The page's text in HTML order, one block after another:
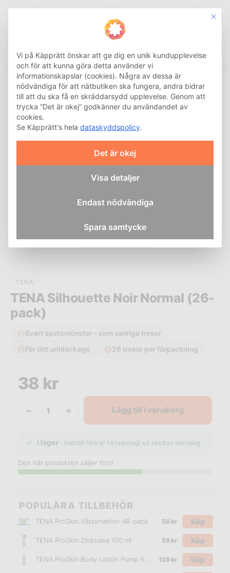
0
TENA
TENA Silhouette Noir Normal (26-
pack)
Svart spetsmönster – som vanliga trosor
För lätt urinläckage
26 trosor per förpackning
38 kr
− + Lägg till i varukorg
I lager · beställ före kl 14 (vardag) så skickas den idag
Den här produkten säljer fort!
POPULÄRA TILLBEHÖR
TENA ProSkin Våtservetter 48-pack 56 kr Köp
TENA ProSkin Zinksalva 100 ml 59 kr Köp
129 kr Köp
This
Vi på Käpprätt önskar att ge dig en unik kundupplevelse
och för att kunna göra detta använder vi
informationskapslar (cookies). Några av dessa är
nödvändiga för att nätbutiken ska fungera, andra bidrar
till att du ska få en skräddarsydd upplevelse. Genom att
trycka ”Det är okej” godkänner du användandet av
cookies.
Se Käpprätt's hela dataskyddspolicy.
Det är okej
Visa detaljer
Endast nödvändiga
Spara samtycke